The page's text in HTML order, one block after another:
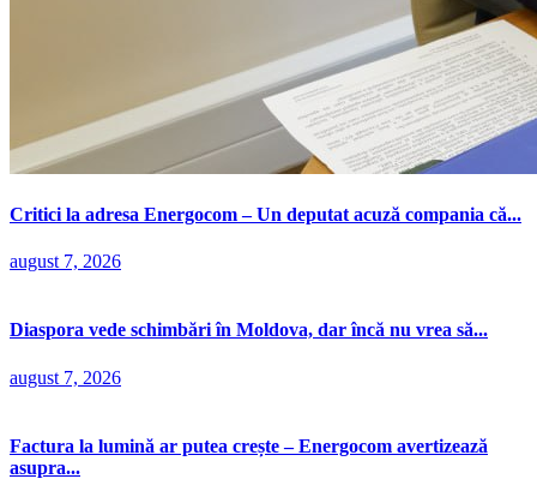
Critici la adresa Energocom – Un deputat acuză compania că...
august 7, 2026
Diaspora vede schimbări în Moldova, dar încă nu vrea să...
august 7, 2026
Factura la lumină ar putea crește – Energocom avertizează
asupra...